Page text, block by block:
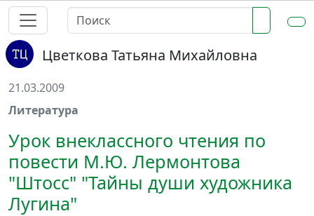
Цветкова Татьяна Михайловна
21.03.2009
Литература
Урок внеклассного чтения по
повести М.Ю. Лермонтова
"Штосс" "Тайны души художника
Лугина"